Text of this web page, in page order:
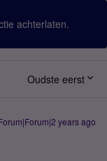
achterlaten.
Oudste eerst
years ago